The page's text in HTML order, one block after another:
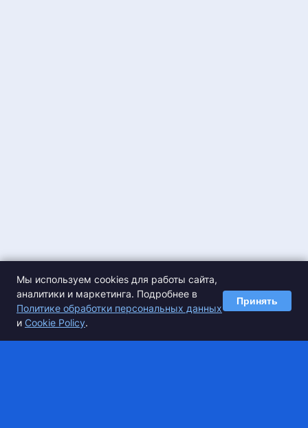
ПРИНЯТЬ УЧАСТИЕ
Мы используем cookies для работы сайта,
аналитики и маркетинга. Подробнее в
Политике обработки персональных данных
и Cookie Policy.
Принять